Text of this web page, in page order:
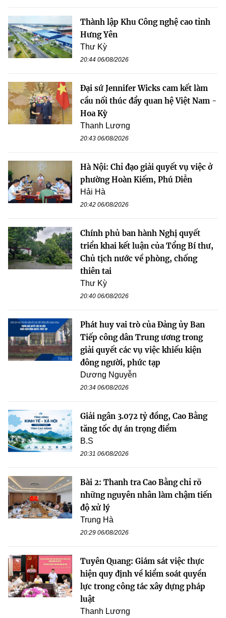
Thành lập Khu Công nghệ cao tỉnh
Hưng Yên
Thư Kỳ
20:44 06/08/2026
Đại sứ Jennifer Wicks cam kết làm
cầu nối thúc đẩy quan hệ Việt Nam -
Hoa Kỳ
Thanh Lương
20:43 06/08/2026
Hà Nội: Chỉ đạo giải quyết vụ việc ở
phường Hoàn Kiếm, Phú Diễn
Hải Hà
20:42 06/08/2026
Chính phủ ban hành Nghị quyết
triển khai kết luận của Tổng Bí thư,
Chủ tịch nước về phòng, chống
thiên tai
Thư Kỳ
20:40 06/08/2026
Phát huy vai trò của Đảng ủy Ban
Tiếp công dân Trung ương trong
giải quyết các vụ việc khiếu kiện
đông người, phức tạp
Dương Nguyễn
20:34 06/08/2026
Giải ngân 3.072 tỷ đồng, Cao Bằng
tăng tốc dự án trọng điểm
B.S
20:31 06/08/2026
Bài 2: Thanh tra Cao Bằng chỉ rõ
những nguyên nhân làm chậm tiến
độ xử lý
Trung Hà
20:29 06/08/2026
Tuyên Quang: Giám sát việc thực
hiện quy định về kiểm soát quyền
lực trong công tác xây dựng pháp
luật
Thanh Lương